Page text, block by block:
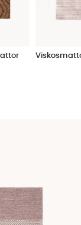
soffa och
matta för att
hög kvalitet
och